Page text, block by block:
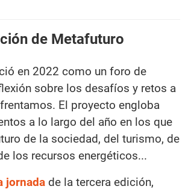
de Metafuturo
en 2022 como un foro de
sobre los desafíos y retos a
El proyecto engloba
a lo largo del año en los que
de la sociedad, del turismo, de
los recursos energéticos...
jornadade la tercera edición,